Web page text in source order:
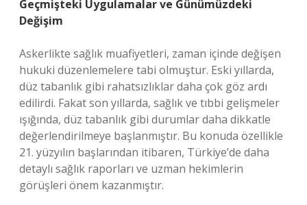
Geçmişteki Uygulamalar ve Günümüzdeki
Değişim
Askerlikte sağlık muafiyetleri, zaman içinde değişen
hukuki düzenlemelere tabi olmuştur. Eski yıllarda,
düz tabanlık gibi rahatsızlıklar daha çok göz ardı
edilirdi. Fakat son yıllarda, sağlık ve tıbbi gelişmeler
ışığında, düz tabanlık gibi durumlar daha dikkatle
değerlendirilmeye başlanmıştır. Bu konuda özellikle
21. yüzyılın başlarından itibaren, Türkiye’de daha
detaylı sağlık raporları ve uzman hekimlerin
görüşleri önem kazanmıştır.